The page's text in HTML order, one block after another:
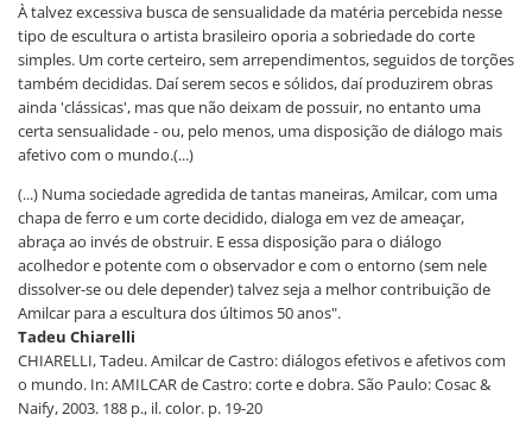
À talvez excessiva busca de sensualidade da matéria percebida nesse
tipo de escultura o artista brasileiro oporia a sobriedade do corte
simples. Um corte certeiro, sem arrependimentos, seguidos de torções
também decididas. Daí serem secos e sólidos, daí produzirem obras
ainda 'clássicas', mas que não deixam de possuir, no entanto uma
certa sensualidade - ou, pelo menos, uma disposição de diálogo mais
afetivo com o mundo.(...)
(...) Numa sociedade agredida de tantas maneiras, Amilcar, com uma
chapa de ferro e um corte decidido, dialoga em vez de ameaçar,
abraça ao invés de obstruir. E essa disposição para o diálogo
acolhedor e potente com o observador e com o entorno (sem nele
dissolver-se ou dele depender) talvez seja a melhor contribuição de
Amilcar para a escultura dos últimos 50 anos".
Tadeu Chiarelli
CHIARELLI, Tadeu. Amilcar de Castro: diálogos efetivos e afetivos com
o mundo. In: AMILCAR de Castro: corte e dobra. São Paulo: Cosac &
Naify, 2003. 188 p., il. color. p. 19-20